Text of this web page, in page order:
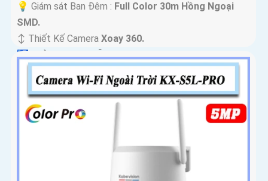
💡 Giám sát Ban Đêm : Full Color 30m Hồng Ngoại
SMD.
↕️ Thiết Kế Camera Xoay 360.
️🛃 Khả Năng :Thu Âm.